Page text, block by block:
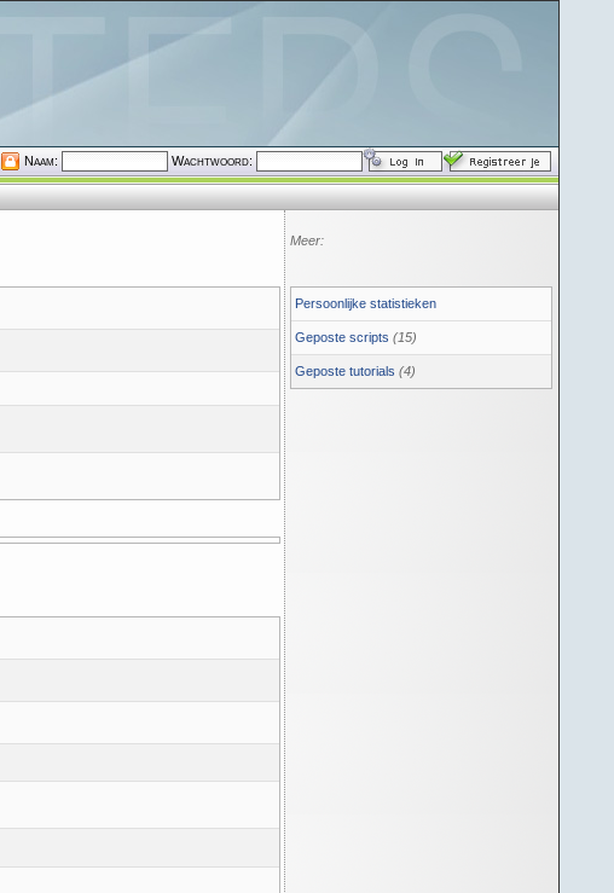
Naam: Wachtwoord:
Meer:
Persoonlijke statistieken
Geposte scripts (15)
Geposte tutorials (4)